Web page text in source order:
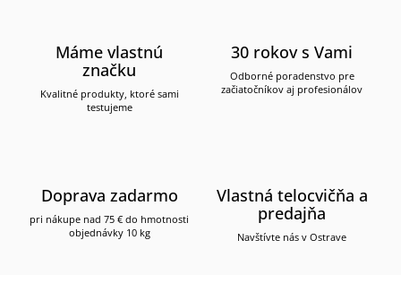
Máme vlastnú
značku
Kvalitné produkty, ktoré sami
testujeme
30 rokov s Vami
Odborné poradenstvo pre
začiatočníkov aj profesionálov
Doprava zadarmo
pri nákupe nad 75 € do hmotnosti
objednávky 10 kg
Vlastná telocvičňa a
predajňa
Navštívte nás v Ostrave